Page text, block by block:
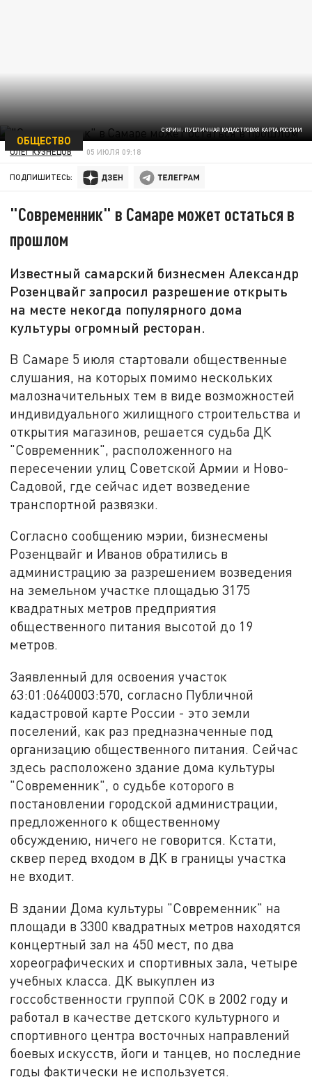
СКРИН: ПУБЛИЧНАЯ КАДАСТРОВАЯ КАРТА РОССИИ
ОБЩЕСТВО
ОЛЕГ КУЗНЕЦОВ 05 ИЮЛЯ 09:18
ПОДПИШИТЕСЬ:
"Современник" в Самаре может остаться в
прошлом
Известный самарский бизнесмен Александр
Розенцвайг запросил разрешение открыть
на месте некогда популярного дома
культуры огромный ресторан.
В Самаре 5 июля стартовали общественные
слушания, на которых помимо нескольких
малозначительных тем в виде возможностей
индивидуального жилищного строительства и
открытия магазинов, решается судьба ДК
"Современник", расположенного на
пересечении улиц Советской Армии и Ново-
Садовой, где сейчас идет возведение
транспортной развязки.
Согласно сообщению мэрии, бизнесмены
Розенцвайг и Иванов обратились в
администрацию за разрешением возведения
на земельном участке площадью 3175
квадратных метров предприятия
общественного питания высотой до 19
метров.
Заявленный для освоения участок
63:01:0640003:570, согласно Публичной
кадастровой карте России - это земли
поселений, как раз предназначенные под
организацию общественного питания. Сейчас
здесь расположено здание дома культуры
"Современник", о судьбе которого в
постановлении городской администрации,
предложенного к общественному
обсуждению, ничего не говорится. Кстати,
сквер перед входом в ДК в границы участка
не входит.
В здании Дома культуры "Современник" на
площади в 3300 квадратных метров находятся
концертный зал на 450 мест, по два
хореографических и спортивных зала, четыре
учебных класса. ДК выкуплен из
госсобственности группой СОК в 2002 году и
работал в качестве детского культурного и
спортивного центра восточных направлений
боевых искусств, йоги и танцев, но последние
годы фактически не используется.